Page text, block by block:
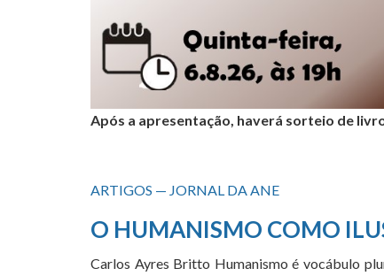
Após a apresentação, haverá sorteio de
ARTIGOS — JORNAL DA ANE
O HUMANISMO COMO
Carlos Ayres Britto Humanismo é vocábulo